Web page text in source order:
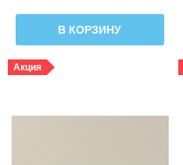
В КОРЗИНУ
Акция